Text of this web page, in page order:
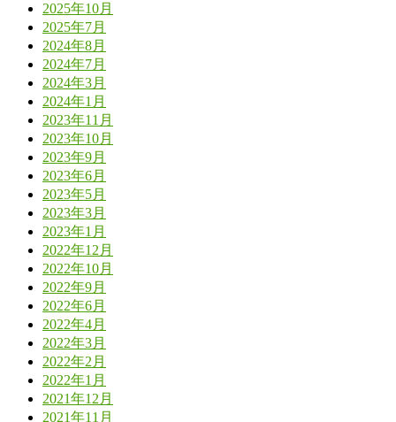
2025年10月
2025年7月
2024年8月
2024年7月
2024年3月
2024年1月
2023年11月
2023年10月
2023年9月
2023年6月
2023年5月
2023年3月
2023年1月
2022年12月
2022年10月
2022年9月
2022年6月
2022年4月
2022年3月
2022年2月
2022年1月
2021年12月
2021年11月